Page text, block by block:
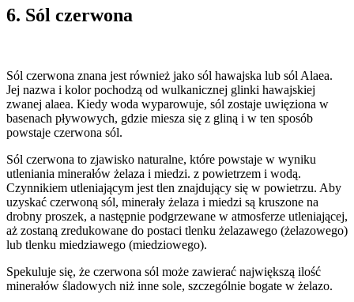
6. Sól czerwona
Sól czerwona znana jest również jako sól hawajska lub sól Alaea.
Jej nazwa i kolor pochodzą od wulkanicznej glinki hawajskiej
zwanej alaea. Kiedy woda wyparowuje, sól zostaje uwięziona w
basenach pływowych, gdzie miesza się z gliną i w ten sposób
powstaje czerwona sól.
Sól czerwona to zjawisko naturalne, które powstaje w wyniku
utleniania minerałów żelaza i miedzi. z powietrzem i wodą.
Czynnikiem utleniającym jest tlen znajdujący się w powietrzu. Aby
uzyskać czerwoną sól, minerały żelaza i miedzi są kruszone na
drobny proszek, a następnie podgrzewane w atmosferze utleniającej,
aż zostaną zredukowane do postaci tlenku żelazawego (żelazowego)
lub tlenku miedziawego (miedziowego).
Spekuluje się, że czerwona sól może zawierać największą ilość
minerałów śladowych niż inne sole, szczególnie bogate w żelazo.